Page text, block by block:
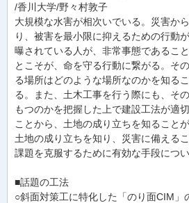
/香川大学/野々村敦子
大規模な水害が相次いでいる。災害か
り、被害を最小限に抑えるための行動
曝されている人が、非常事態であるこ
とこそが、命を守る行動に繋がる。そ
る場所はどのような場所なのかを知る
る。また、土木工事を行う際にも、そ
もつのかを把握した上で建設工法が適
ことから、土地の成り立ちを知ること
土地の成り立ちを知り、災害に備える
課題を克服するために有効な手段につい
■話題の工法
○斜面対策工に特化した「のり面CIM」